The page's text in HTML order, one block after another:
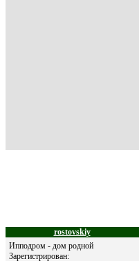
rostovskiy
Ипподром - дом родной
Зарегистрирован: